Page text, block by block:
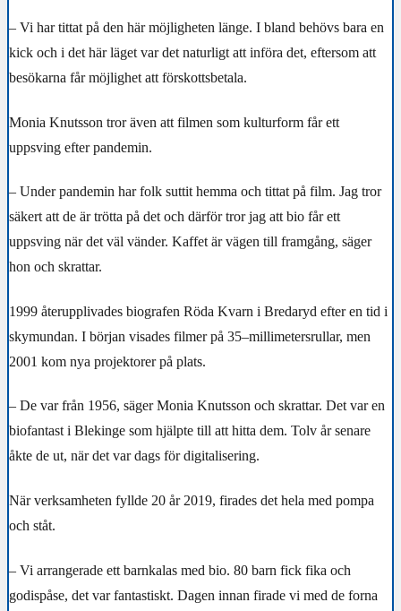
– Vi har tittat på den här möjligheten länge. I bland behövs bara en
kick och i det här läget var det naturligt att införa det, eftersom att
besökarna får möjlighet att förskottsbetala.
Monia Knutsson tror även att filmen som kulturform får ett
uppsving efter pandemin.
– Under pandemin har folk suttit hemma och tittat på film. Jag tror
säkert att de är trötta på det och därför tror jag att bio får ett
uppsving när det väl vänder. Kaffet är vägen till framgång, säger
hon och skrattar.
1999 återupplivades biografen Röda Kvarn i Bredaryd efter en tid i
skymundan. I början visades filmer på 35–millimetersrullar, men
2001 kom nya projektorer på plats.
– De var från 1956, säger Monia Knutsson och skrattar. Det var en
biofantast i Blekinge som hjälpte till att hitta dem. Tolv år senare
åkte de ut, när det var dags för digitalisering.
När verksamheten fyllde 20 år 2019, firades det hela med pompa
och ståt.
– Vi arrangerade ett barnkalas med bio. 80 barn fick fika och
godispåse, det var fantastiskt. Dagen innan firade vi med de forna